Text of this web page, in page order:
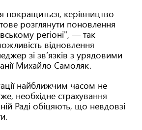
покращиться, керівництво
розглянути поновлення
регіоні", — так
відновлення
зі звʼязків з урядовими
Михайло Самоляк.
найближчим часом не
необхідне страхування
Раді обіцяють, що невдовзі